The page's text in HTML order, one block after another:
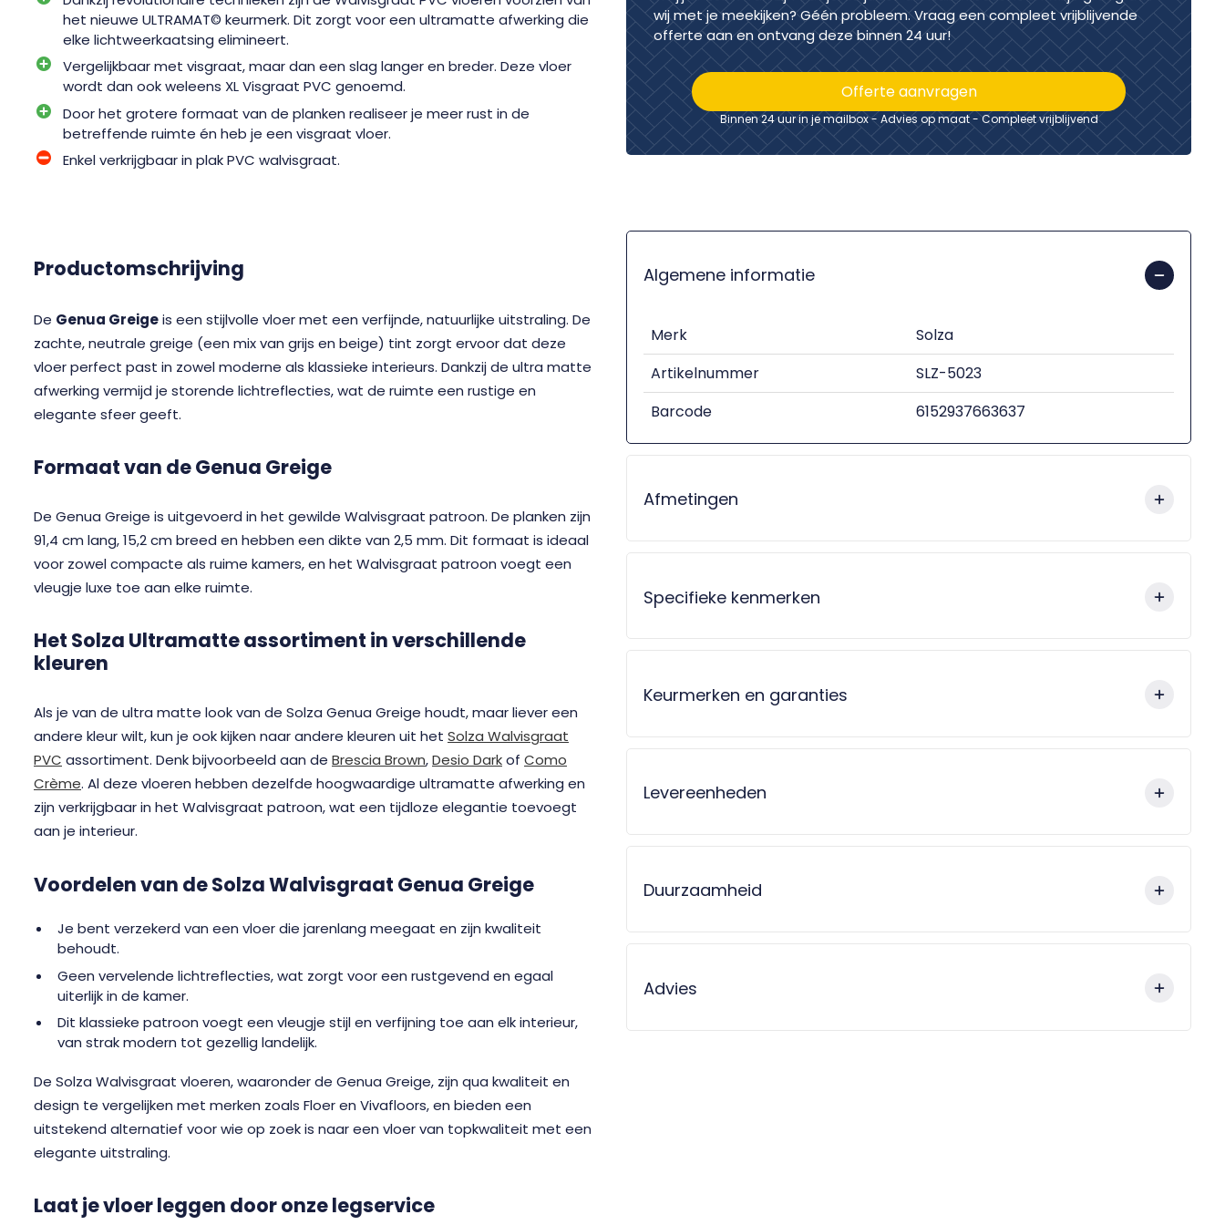
het nieuwe ULTRAMAT© keurmerk. Dit zorgt voor een ultramatte afwerking die
elke lichtweerkaatsing elimineert.
Vergelijkbaar met visgraat, maar dan een slag langer en breder. Deze vloer
wordt dan ook weleens XL Visgraat PVC genoemd.
Door het grotere formaat van de planken realiseer je meer rust in de
betreffende ruimte én heb je een visgraat vloer.
Enkel verkrijgbaar in plak PVC walvisgraat.
wij met je meekijken? Géén probleem. Vraag een compleet vrijblijvende
offerte aan en ontvang deze binnen 24 uur!
Offerte aanvragen
Binnen 24 uur in je mailbox - Advies op maat - Compleet vrijblijvend
Productomschrijving
De Genua Greigeis een stijlvolle vloer met een verfijnde, natuurlijke uitstraling. De
zachte, neutrale greige (een mix van grijs en beige) tint zorgt ervoor dat deze
vloer perfect past in zowel moderne als klassieke interieurs. Dankzij de ultra matte
afwerking vermijd je storende lichtreflecties, wat de ruimte een rustige en
elegante sfeer geeft.
Formaat van de Genua Greige
De Genua Greige is uitgevoerd in het gewilde Walvisgraat patroon. De planken zijn
91,4 cm lang, 15,2 cm breed en hebben een dikte van 2,5 mm. Dit formaat is ideaal
voor zowel compacte als ruime kamers, en het Walvisgraat patroon voegt een
vleugje luxe toe aan elke ruimte.
Het Solza Ultramatte assortiment in verschillende
kleuren
Als je van de ultra matte look van de Solza Genua Greige houdt, maar liever een
andere kleur wilt, kun je ook kijken naar andere kleuren uit het Solza Walvisgraat
PVC assortiment. Denk bijvoorbeeld aan de Brescia Brown,Desio Darkof Como
Crème. Al deze vloeren hebben dezelfde hoogwaardige ultramatte afwerking en
zijn verkrijgbaar in het Walvisgraat patroon, wat een tijdloze elegantie toevoegt
aan je interieur.
Voordelen van de Solza Walvisgraat Genua Greige
Je bent verzekerd van een vloer die jarenlang meegaat en zijn kwaliteit
behoudt.
Geen vervelende lichtreflecties, wat zorgt voor een rustgevend en egaal
uiterlijk in de kamer.
Dit klassieke patroon voegt een vleugje stijl en verfijning toe aan elk interieur,
van strak modern tot gezellig landelijk.
De Solza Walvisgraat vloeren, waaronder de Genua Greige, zijn qua kwaliteit en
design te vergelijken met merken zoals Floer en Vivafloors, en bieden een
uitstekend alternatief voor wie op zoek is naar een vloer van topkwaliteit met een
elegante uitstraling.
Laat je vloer leggen door onze legservice
Algemene informatie
Merk
Solza
Artikelnummer
SLZ-5023
Barcode
6152937663637
Afmetingen
Specifieke kenmerken
Keurmerken en garanties
Levereenheden
Duurzaamheid
Advies